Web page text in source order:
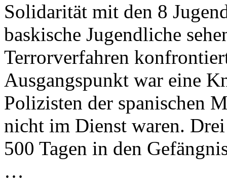
Solidarität mit den 8
baskische Jugendliche
Terrorverfahren
Ausgangspunkt war eine
Polizisten der spanischen
nicht im Dienst waren.
500 Tagen in den
…